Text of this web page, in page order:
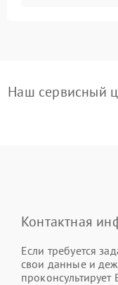
Наш сервисный
Контактная
Если требуется
свои данные и
проконсультирует